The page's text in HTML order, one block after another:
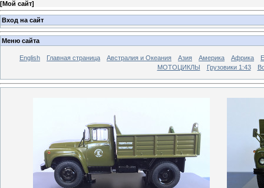
[Мой сайт]
Вход на сайт
Меню сайта
English Главная страница Австралия и Океания Азия Америка Африка
МОТОЦИКЛЫ
Грузовики 1:43